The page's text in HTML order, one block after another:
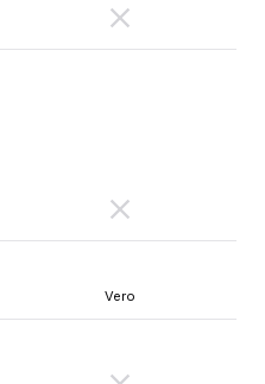
Vero